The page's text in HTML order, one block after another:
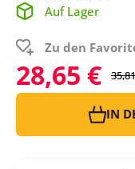
Auf Lager
Zu den
28,65 €
IN